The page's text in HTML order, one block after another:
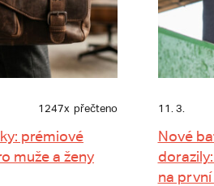
1247x přečteno
prémiové
muže a ženy
11. 3.
Nové
na